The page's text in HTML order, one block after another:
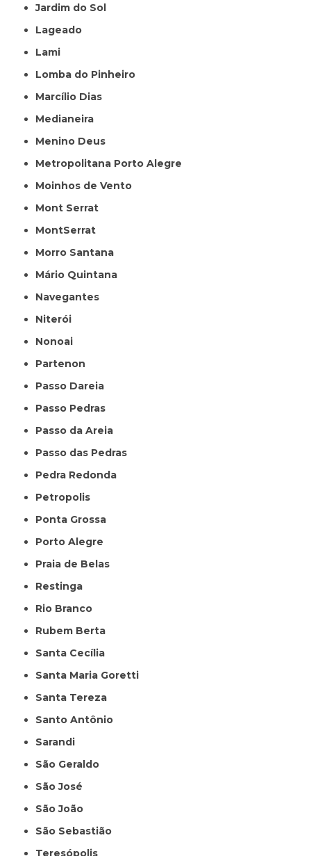
Jardim do Sol
Lageado
Lami
Lomba do Pinheiro
Marcílio Dias
Medianeira
Menino Deus
Metropolitana Porto Alegre
Moinhos de Vento
Mont Serrat
MontSerrat
Morro Santana
Mário Quintana
Navegantes
Niterói
Nonoai
Partenon
Passo Dareia
Passo Pedras
Passo da Areia
Passo das Pedras
Pedra Redonda
Petropolis
Ponta Grossa
Porto Alegre
Praia de Belas
Restinga
Rio Branco
Rubem Berta
Santa Cecília
Santa Maria Goretti
Santa Tereza
Santo Antônio
Sarandi
São Geraldo
São José
São João
São Sebastião
Teresópolis